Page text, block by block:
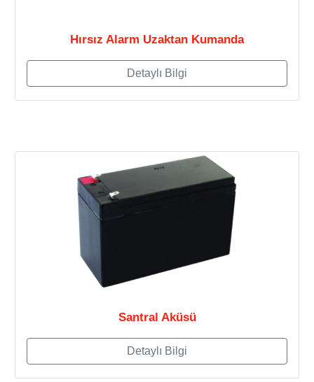
Hırsız Alarm Uzaktan Kumanda
Detaylı Bilgi
Santral Aküsü
Detaylı Bilgi